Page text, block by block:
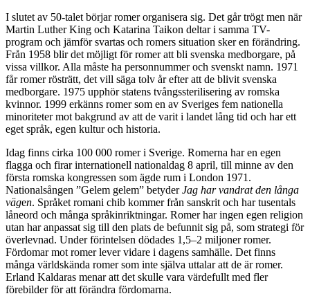
I slutet av 50-talet börjar romer organisera sig. Det går trögt men när
Martin Luther King och Katarina Taikon deltar i samma TV-
program och jämför svartas och romers situation sker en förändring.
Från 1958 blir det möjligt för romer att bli svenska medborgare, på
vissa villkor. Alla måste ha personnummer och svenskt namn. 1971
får romer rösträtt, det vill säga tolv år efter att de blivit svenska
medborgare. 1975 upphör statens tvångssterilisering av romska
kvinnor. 1999 erkänns romer som en av Sveriges fem nationella
minoriteter mot bakgrund av att de varit i landet lång tid och har ett
eget språk, egen kultur och historia.
Idag finns cirka 100 000 romer i Sverige. Romerna har en egen
flagga och firar internationell nationaldag 8 april, till minne av den
första romska kongressen som ägde rum i London 1971.
Nationalsången ”Gelem gelem” betyderJag har vandrat den långa
vägen. Språket romani chib kommer från sanskrit och har tusentals
låneord och många språkinriktningar. Romer har ingen egen religion
utan har anpassat sig till den plats de befunnit sig på, som strategi för
överlevnad. Under förintelsen dödades 1,5–2 miljoner romer.
Fördomar mot romer lever vidare i dagens samhälle. Det finns
många världskända romer som inte själva uttalar att de är romer.
Erland Kaldaras menar att det skulle vara värdefullt med fler
förebilder för att förändra fördomarna.